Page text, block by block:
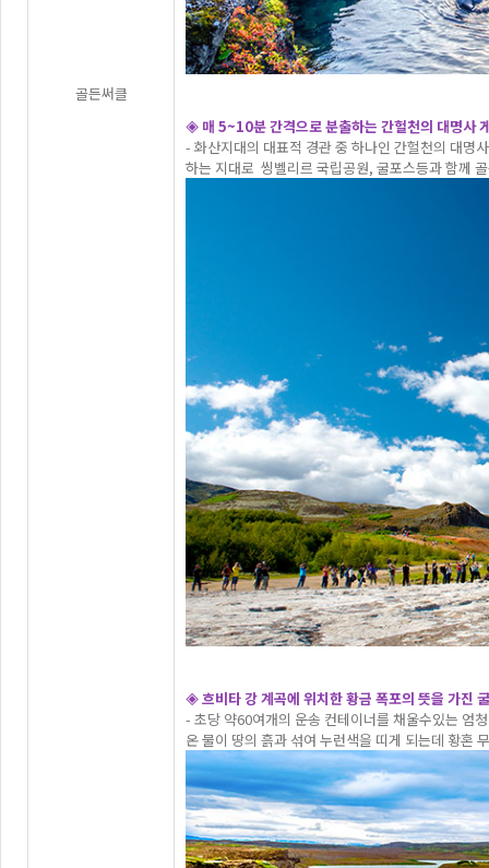
골든써클
◈ 매 5~10분 간격으로 분출하는 간헐천의 대명사
- 화산지대의 대표적 경관 중 하나인 간헐천의 대명
하는 지대로 씽벨리르 국립공원, 굴포스등과 함께
◈ 흐비타 강 계곡에 위치한 황금 폭포의 뜻을 가진
- 초당 약60여개의 운송 컨테이너를 채울수있는 엄
온 물이 땅의 흙과 섞여 누런색을 띠게 되는데 황혼